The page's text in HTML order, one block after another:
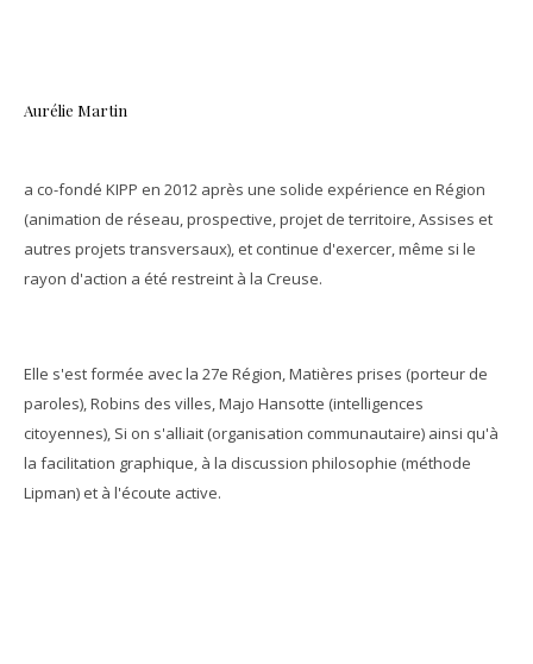
Aurélie Martin
a co-fondé KIPP en 2012 après une solide expérience en Région
(animation de réseau, prospective, projet de territoire, Assises et
autres projets transversaux), et continue d'exercer, même si le
rayon d'action a été restreint à la Creuse.
Elle s'est formée avec la 27e Région, Matières prises (porteur de
paroles), Robins des villes, Majo Hansotte (intelligences
citoyennes), Si on s'alliait (organisation communautaire) ainsi qu'à
la facilitation graphique, à la discussion philosophie (méthode
Lipman) et à l'écoute active.